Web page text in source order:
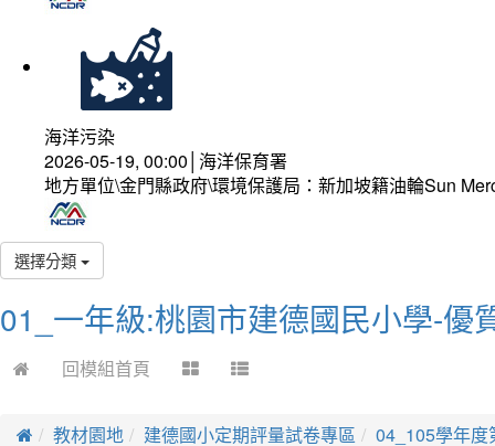
海洋污染
2026-05-19, 00:00│海洋保育署
地方單位\金門縣政府\環境保護局：新加坡籍油輪Sun
選擇分類
01_一年級:桃園市建德國民小學-優
回模組首頁
教材園地 建德國小定期評量試卷專區 04_105學年度